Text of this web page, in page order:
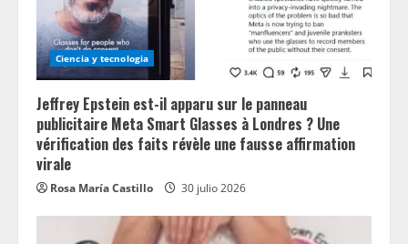
Ciencia y tecnologia
Jeffrey Epstein est-il apparu sur le panneau
publicitaire Meta Smart Glasses à Londres ? Une
vérification des faits révèle une fausse affirmation
virale
Rosa María Castillo 30 julio 2026